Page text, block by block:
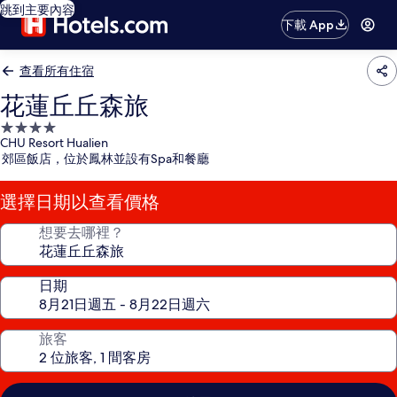
跳到主要內容
下載 App
查看所有住宿
花蓮丘丘森旅
4.0
星
級
住
宿
CHU Resort Hualien
郊區飯店，位於鳳林並設有Spa和餐廳
選擇日期以查看價格
想要去哪裡？
日期
旅客